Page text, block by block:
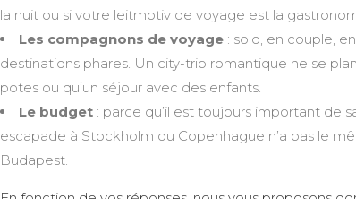
la nuit ou si votre leitmotiv de voyage est la
Les compagnons de voyage : solo, en couple,
destinations phares. Un city-trip romantique ne se
potes ou qu’un séjour avec des enfants.
Le budget : parce qu’il est toujours important de
escapade à Stockholm ou Copenhague n’a pas le
Budapest.